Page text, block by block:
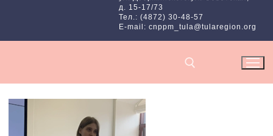
д. 15-17/73
Тел.: (4872) 30-48-57
E-mail: cnppm_tula@tularegion.org